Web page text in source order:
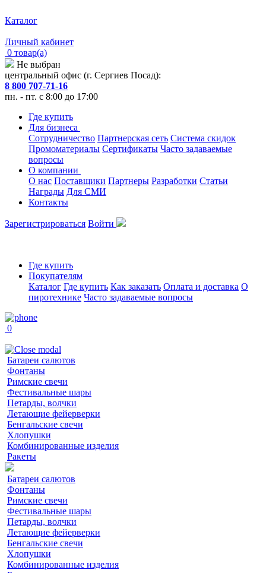
Каталог
Личный кабинет
0 товар(а)
Не выбран
центральный офис (г. Сергиев Посад):
8 800 707-71-16
пн. - пт. с 8:00 до 17:00
Где купить
Для бизнеса
Сотрудничество Партнерская сеть Система скидок
Промоматериалы Сертификаты Часто задаваемые
вопросы
О компании
О нас Поставщики Партнеры Разработки Статьи
Награды Для СМИ
Контакты
Зарегистрироваться Войти
Где купить
Покупателям
Каталог Где купить Как заказать Оплата и доставка О
пиротехнике Часто задаваемые вопросы
0
Батареи салютов
Фонтаны
Римские свечи
Фестивальные шары
Петарды, волчки
Летающие фейерверки
Бенгальские свечи
Хлопушки
Комбинированные изделия
Ракеты
Батареи салютов
Фонтаны
Римские свечи
Фестивальные шары
Петарды, волчки
Летающие фейерверки
Бенгальские свечи
Хлопушки
Комбинированные изделия